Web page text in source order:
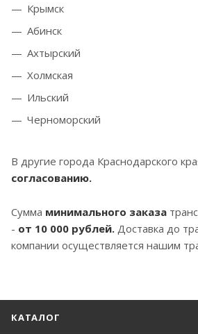
Крымск
Абинск
Ахтырский
Холмская
Ильский
Черноморский
В другие города Краснодарского
согласованию.
Сумма минимального заказа
- от 10 000 рублей. Доставка до
компании осуществляется нашим
КАТАЛОГ